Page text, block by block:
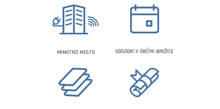
PAMETNO MESTO DOGODKI V OBČINI BREŽICE